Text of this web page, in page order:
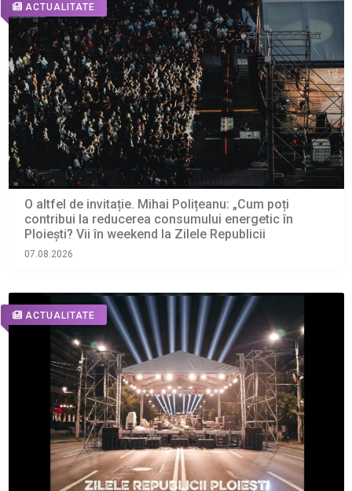
ACTUALITATE
O altfel de invitație. Mihai Polițeanu: „Cum poți
contribui la reducerea consumului energetic în
Ploiești? Vii în weekend la Zilele Republicii
07.08.2026
ACTUALITATE